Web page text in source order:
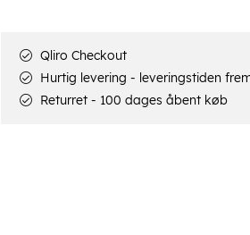
Qliro Checkout
Hurtig levering - leveringstiden
Returret - 100 dages åbent køb